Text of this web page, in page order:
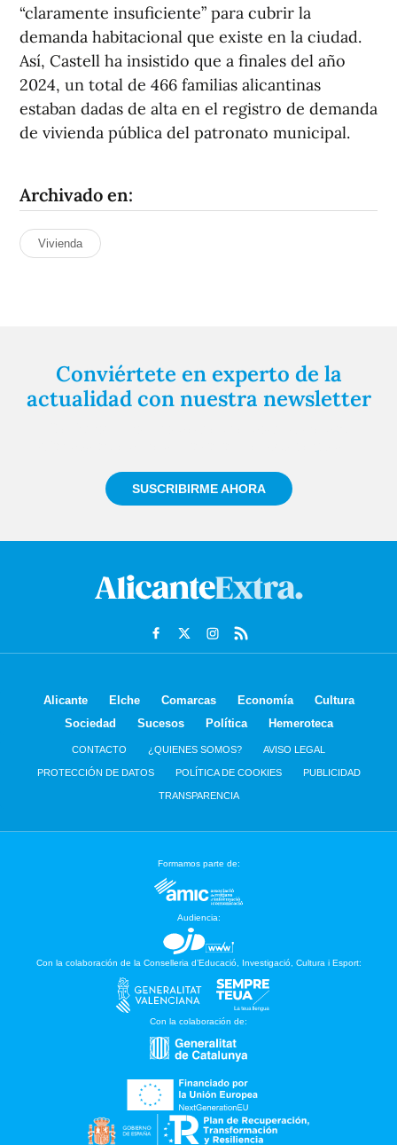
“claramente insuficiente” para cubrir la
demanda habitacional que existe en la ciudad.
Así, Castell ha insistido que a finales del año
2024, un total de 466 familias alicantinas
estaban dadas de alta en el registro de demanda
de vivienda pública del patronato municipal.
Archivado en:
Vivienda
Conviértete en experto de la
actualidad con nuestra newsletter
SUSCRIBIRME AHORA
Alicante Elche Comarcas Economía
Cultura
Sociedad
Sucesos Política Hemeroteca
CONTACTO ¿QUIENES SOMOS? AVISO LEGAL
PROTECCIÓN DE DATOS POLÍTICA DE COOKIES PUBLICIDAD
TRANSPARENCIA
Formamos parte de:
Audiencia:
Con la colaboración de la Conselleria d’Educació, Investigació, Cultura i Esport:
Con la colaboración de: